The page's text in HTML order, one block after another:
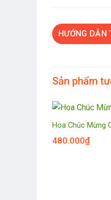
HƯỚNG DẪN
Sản phẩm
Hoa Chúc Mừng
480.000₫